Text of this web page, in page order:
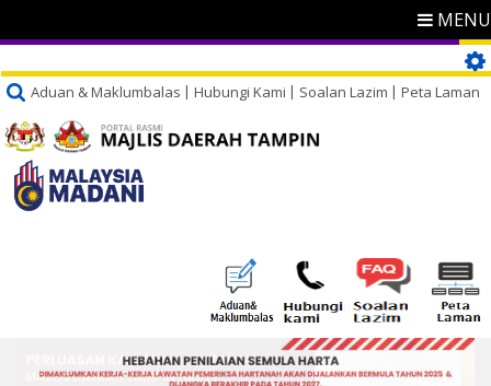
MENU
Aduan & Maklumbalas Hubungi Kami Soalan Lazim Peta Laman